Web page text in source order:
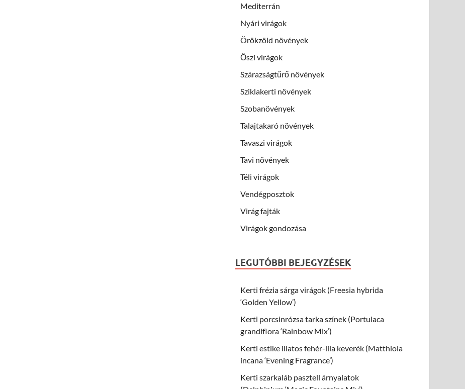
Mediterrán
Nyári virágok
Örökzöld növények
Őszi virágok
Szárazságtűrő növények
Sziklakerti növények
Szobanövények
Talajtakaró növények
Tavaszi virágok
Tavi növények
Téli virágok
Vendégposztok
Virág fajták
Virágok gondozása
LEGUTÓBBI BEJEGYZÉSEK
Kerti frézia sárga virágok (Freesia hybrida
‘Golden Yellow’)
Kerti porcsinrózsa tarka színek (Portulaca
grandiflora ‘Rainbow Mix’)
Kerti estike illatos fehér-lila keverék (Matthiola
incana ‘Evening Fragrance’)
Kerti szarkaláb pasztell árnyalatok